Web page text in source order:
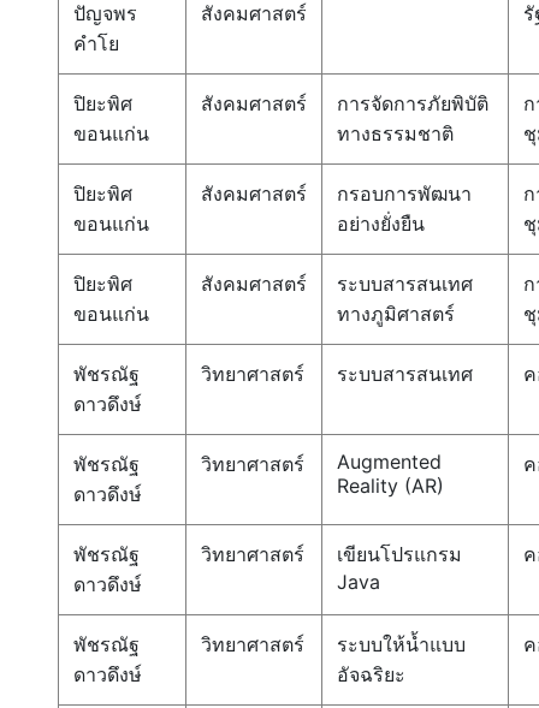
ปัญจพร
คำโย
สังคมศาสตร์
ปิยะพิศ
ขอนแก่น
สังคมศาสตร์
การจัดการภัยพิบัติ
ทางธรรมชาติ
ปิยะพิศ
ขอนแก่น
สังคมศาสตร์
กรอบการพัฒนา
อย่างยั่งยืน
ปิยะพิศ
ขอนแก่น
สังคมศาสตร์
ระบบสารสนเทศ
ทางภูมิศาสตร์
พัชรณัฐ
ดาวดึงษ์
วิทยาศาสตร์ ระบบสารสนเทศ
พัชรณัฐ
ดาวดึงษ์
วิทยาศาสตร์
Augmented
Reality (AR)
พัชรณัฐ
ดาวดึงษ์
วิทยาศาสตร์
เขียนโปรแกรม
Java
พัชรณัฐ
ดาวดึงษ์
วิทยาศาสตร์
ระบบให้น้ำแบบ
อัจฉริยะ